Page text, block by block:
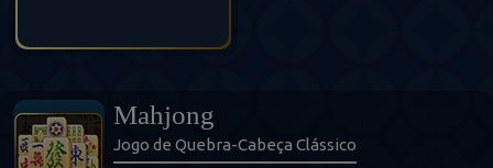
Mahjong
Jogo de Quebra-Cabeça Clássico